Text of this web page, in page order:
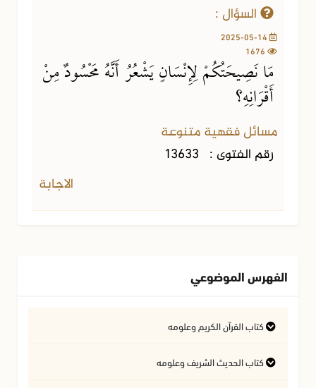
السؤال :
مَا نَصِيحَتُكُمْ لِإِنْسَانٍ يَشْعُرُ أَنَّهُ مَحْسُودٌ مِنْ
أَقْرَانِهِ؟
مسائل فقهية متنوعة
رقم الفتوى : 13633
الاجابة
الفهرس الموضوعي
كتاب القرآن الكريم وعلومه
التفسير وعلوم القرآن
كتاب الحديث الشريف وعلومه